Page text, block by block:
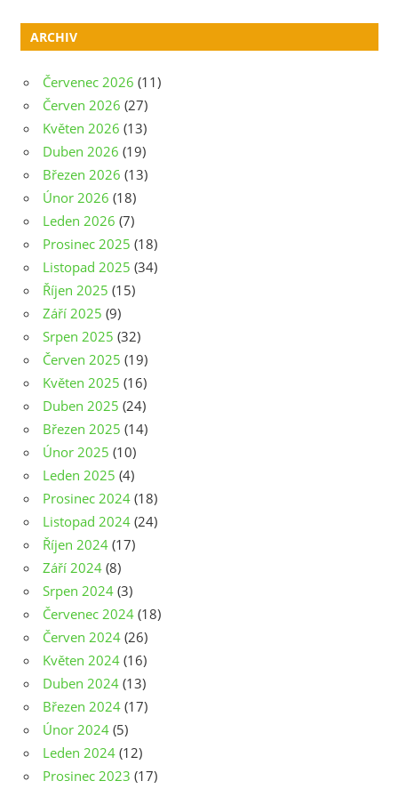
ARCHIV
Červenec 2026 (11)
Červen 2026 (27)
Květen 2026 (13)
Duben 2026 (19)
Březen 2026 (13)
Únor 2026 (18)
Leden 2026 (7)
Prosinec 2025 (18)
Listopad 2025 (34)
Říjen 2025 (15)
Září 2025 (9)
Srpen 2025 (32)
Červen 2025 (19)
Květen 2025 (16)
Duben 2025 (24)
Březen 2025 (14)
Únor 2025 (10)
Leden 2025 (4)
Prosinec 2024 (18)
Listopad 2024 (24)
Říjen 2024 (17)
Září 2024 (8)
Srpen 2024 (3)
Červenec 2024 (18)
Červen 2024 (26)
Květen 2024 (16)
Duben 2024 (13)
Březen 2024 (17)
Únor 2024 (5)
Leden 2024 (12)
Prosinec 2023 (17)